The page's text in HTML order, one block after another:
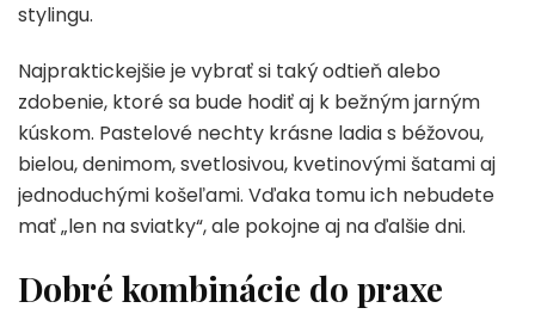
stylingu.
Najpraktickejšie je vybrať si taký odtieň alebo
zdobenie, ktoré sa bude hodiť aj k bežným jarným
kúskom. Pastelové nechty krásne ladia s béžovou,
bielou, denimom, svetlosivou, kvetinovými šatami aj
jednoduchými košeľami. Vďaka tomu ich nebudete
mať „len na sviatky“, ale pokojne aj na ďalšie dni.
Dobré kombinácie do praxe